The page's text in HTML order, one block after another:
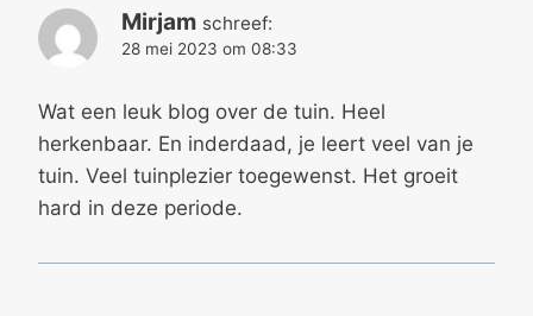
Mirjam schreef:
28 mei 2023 om 08:33
Wat een leuk blog over de tuin. Heel
herkenbaar. En inderdaad, je leert veel van je
tuin. Veel tuinplezier toegewenst. Het groeit
hard in deze periode.